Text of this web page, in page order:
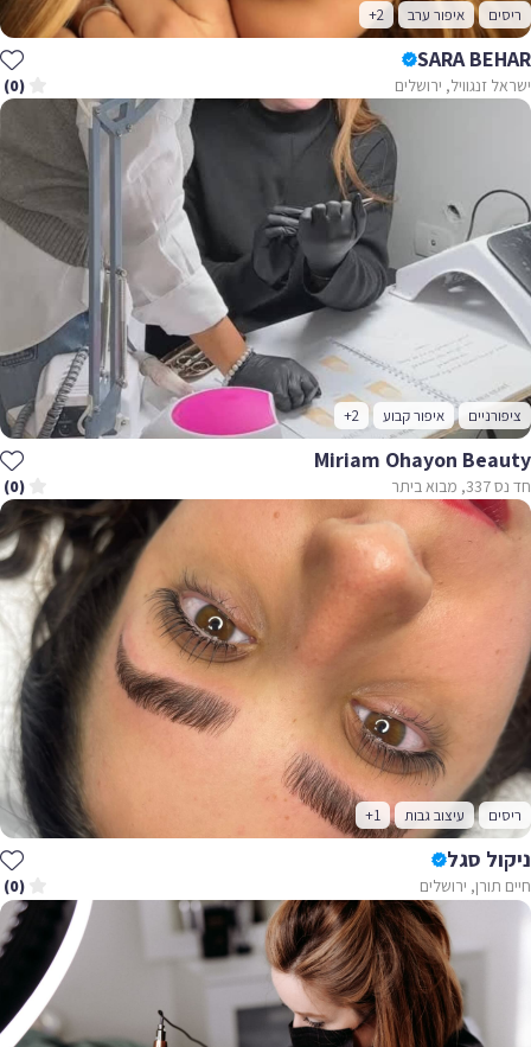
ריסים איפור ערב +2
SARA BEHAR
ישראל זנגוויל, ירושלים (0)
ציפורניים איפור קבוע +2
Miriam Ohayon Beauty
חד נס 337, מבוא ביתר (0)
ריסים עיצוב גבות +1
ניקול סגל
חיים תורן, ירושלים (0)